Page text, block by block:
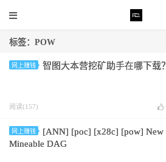
标签：POW
网上赚钱 智图大本营挖矿助手在哪下载？
阅读(157)
网上赚钱
[ANN] [poc] [x28c] [pow] New
Mineable DAG